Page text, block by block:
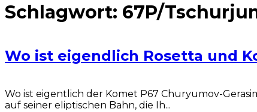
Schlagwort: 67P/
Wo ist eigendlich Rosetta und
Wo ist eigentlich der Komet P67 Churyumov-
auf seiner eliptischen Bahn, die Ih...